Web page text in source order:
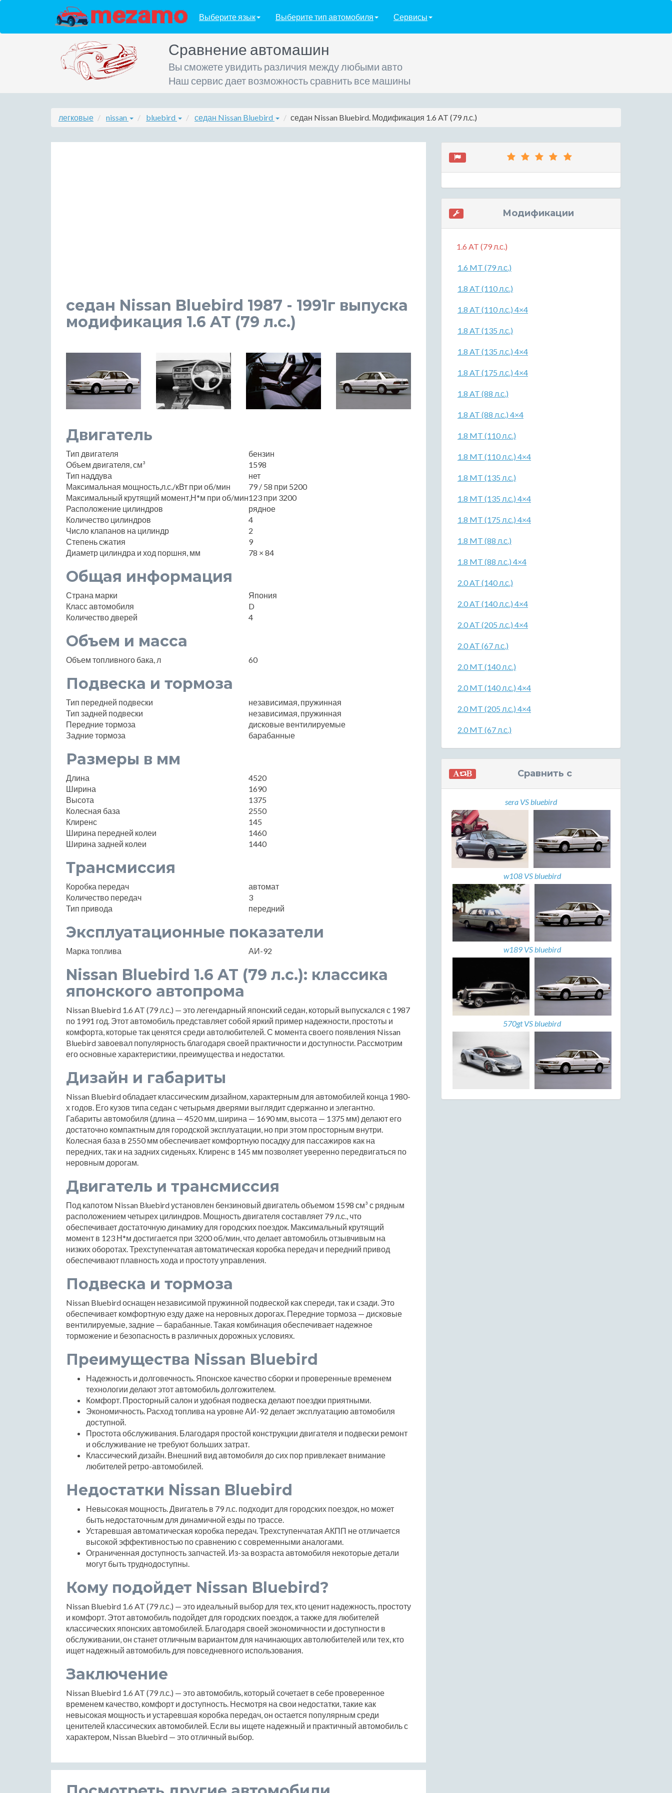
Выберите язык Выберите тип автомобиля Сервисы
Сравнение автомашин
Вы сможете увидить различия между любыми авто
Наш сервис дает возможность сравнить все машины
легковые nissan bluebird седан Nissan Bluebird седан Nissan Bluebird. Модификация 1.6 AT (79 л.с.)
седан Nissan Bluebird 1987 - 1991г выпуска
модификация 1.6 AT (79 л.с.)
Двигатель
Тип двигателя
бензин
Объем двигателя, см³
1598
Тип наддува
нет
Максимальная мощность,л.с./кВт при об/мин
79 / 58 при 5200
Максимальный крутящий момент,Н*м при об/мин123 при 3200
Расположение цилиндров
рядное
Количество цилиндров
4
Число клапанов на цилиндр
2
Степень сжатия
9
Диаметр цилиндра и ход поршня, мм
78 × 84
Общая информация
Страна марки
Япония
Класс автомобиля
D
Количество дверей
4
Объем и масса
Объем топливного бака, л 60
Подвеска и тормоза
Тип передней подвески
независимая, пружинная
Тип задней подвески
независимая, пружинная
Передние тормоза
дисковые вентилируемые
Задние тормоза
барабанные
Размеры в мм
Длина
4520
Ширина
1690
Высота
1375
Колесная база
2550
Клиренс
145
Ширина передней колеи
1460
Ширина задней колеи
1440
Трансмиссия
Коробка передач
автомат
Количество передач
3
Тип привода
передний
Эксплуатационные показатели
Марка топлива АИ-92
Nissan Bluebird 1.6 AT (79 л.с.): классика
японского автопрома
Nissan Bluebird 1.6 AT (79 л.с.) — это легендарный японский седан, который выпускался с 1987
по 1991 год. Этот автомобиль представляет собой яркий пример надежности, простоты и
комфорта, которые так ценятся среди автолюбителей. С момента своего появления Nissan
Bluebird завоевал популярность благодаря своей практичности и доступности. Рассмотрим
его основные характеристики, преимущества и недостатки.
Дизайн и габариты
Nissan Bluebird обладает классическим дизайном, характерным для автомобилей конца 1980-
х годов. Его кузов типа седан с четырьмя дверями выглядит сдержанно и элегантно.
Габариты автомобиля (длина — 4520 мм, ширина — 1690 мм, высота — 1375 мм) делают его
достаточно компактным для городской эксплуатации, но при этом просторным внутри.
Колесная база в 2550 мм обеспечивает комфортную посадку для пассажиров как на
передних, так и на задних сиденьях. Клиренс в 145 мм позволяет уверенно передвигаться по
неровным дорогам.
Двигатель и трансмиссия
Под капотом Nissan Bluebird установлен бензиновый двигатель объемом 1598 см³ с рядным
расположением четырех цилиндров. Мощность двигателя составляет 79 л.с., что
обеспечивает достаточную динамику для городских поездок. Максимальный крутящий
момент в 123 Н*м достигается при 3200 об/мин, что делает автомобиль отзывчивым на
низких оборотах. Трехступенчатая автоматическая коробка передач и передний привод
обеспечивают плавность хода и простоту управления.
Подвеска и тормоза
Nissan Bluebird оснащен независимой пружинной подвеской как спереди, так и сзади. Это
обеспечивает комфортную езду даже на неровных дорогах. Передние тормоза — дисковые
вентилируемые, задние — барабанные. Такая комбинация обеспечивает надежное
торможение и безопасность в различных дорожных условиях.
Преимущества Nissan Bluebird
Надежность и долговечность. Японское качество сборки и проверенные временем
технологии делают этот автомобиль долгожителем.
Комфорт. Просторный салон и удобная подвеска делают поездки приятными.
Экономичность. Расход топлива на уровне АИ-92 делает эксплуатацию автомобиля
доступной.
Простота обслуживания. Благодаря простой конструкции двигателя и подвески ремонт
и обслуживание не требуют больших затрат.
Классический дизайн. Внешний вид автомобиля до сих пор привлекает внимание
любителей ретро-автомобилей.
Недостатки Nissan Bluebird
Невысокая мощность. Двигатель в 79 л.с. подходит для городских поездок, но может
быть недостаточным для динамичной езды по трассе.
Устаревшая автоматическая коробка передач. Трехступенчатая АКПП не отличается
высокой эффективностью по сравнению с современными аналогами.
Ограниченная доступность запчастей. Из-за возраста автомобиля некоторые детали
могут быть труднодоступны.
Кому подойдет Nissan Bluebird?
Nissan Bluebird 1.6 AT (79 л.с.) — это идеальный выбор для тех, кто ценит надежность, простоту
и комфорт. Этот автомобиль подойдет для городских поездок, а также для любителей
классических японских автомобилей. Благодаря своей экономичности и доступности в
обслуживании, он станет отличным вариантом для начинающих автолюбителей или тех, кто
ищет надежный автомобиль для повседневного использования.
Заключение
Nissan Bluebird 1.6 AT (79 л.с.) — это автомобиль, который сочетает в себе проверенное
временем качество, комфорт и доступность. Несмотря на свои недостатки, такие как
невысокая мощность и устаревшая коробка передач, он остается популярным среди
ценителей классических автомобилей. Если вы ищете надежный и практичный автомобиль с
характером, Nissan Bluebird — это отличный выбор.
Модификации
1.6 AT (79 л.с.)
1.6 MT (79 л.с.)
1.8 AT (110 л.с.)
1.8 AT (110 л.с.) 4×4
1.8 AT (135 л.с.)
1.8 AT (135 л.с.) 4×4
1.8 AT (175 л.с.) 4×4
1.8 AT (88 л.с.)
1.8 AT (88 л.с.) 4×4
1.8 MT (110 л.с.)
1.8 MT (110 л.с.) 4×4
1.8 MT (135 л.с.)
1.8 MT (135 л.с.) 4×4
1.8 MT (175 л.с.) 4×4
1.8 MT (88 л.с.)
1.8 MT (88 л.с.) 4×4
2.0 AT (140 л.с.)
2.0 AT (140 л.с.) 4×4
2.0 AT (205 л.с.) 4×4
2.0 AT (67 л.с.)
2.0 MT (140 л.с.)
2.0 MT (140 л.с.) 4×4
2.0 MT (205 л.с.) 4×4
2.0 MT (67 л.с.)
Сравнить с
sera VS bluebird
w108 VS bluebird
w189 VS bluebird
570gt VS bluebird